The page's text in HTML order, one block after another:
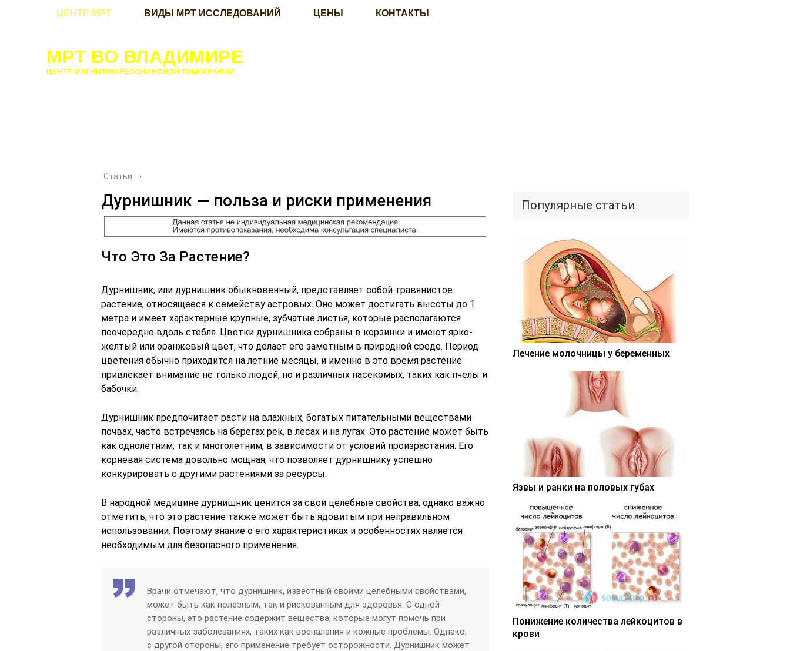
ЦЕНТР МРТ ВИДЫ МРТ ИССЛЕДОВАНИЙ ЦЕНЫ КОНТАКТЫ
МРТ ВО ВЛАДИМИРЕ
ЦЕНТР МАГНИТНО-РЕЗОНАНСНОЙ ТОМОГРАФИИ
Статьи ›
Дурнишник — польза и риски применения
Что Это За Растение?
Дурнишник, или дурнишник обыкновенный, представляет собой травянистое
растение, относящееся к семейству астровых. Оно может достигать высоты до 1
метра и имеет характерные крупные, зубчатые листья, которые располагаются
поочередно вдоль стебля. Цветки дурнишника собраны в корзинки и имеют ярко-
желтый или оранжевый цвет, что делает его заметным в природной среде. Период
цветения обычно приходится на летние месяцы, и именно в это время растение
привлекает внимание не только людей, но и различных насекомых, таких как пчелы и
бабочки.
Дурнишник предпочитает расти на влажных, богатых питательными веществами
почвах, часто встречаясь на берегах рек, в лесах и на лугах. Это растение может быть
как однолетним, так и многолетним, в зависимости от условий произрастания. Его
корневая система довольно мощная, что позволяет дурнишнику успешно
конкурировать с другими растениями за ресурсы.
В народной медицине дурнишник ценится за свои целебные свойства, однако важно
отметить, что это растение также может быть ядовитым при неправильном
использовании. Поэтому знание о его характеристиках и особенностях является
необходимым для безопасного применения.
Врачи отмечают, что дурнишник, известный своими целебными свойствами,
может быть как полезным, так и рискованным для здоровья. С одной
стороны, это растение содержит вещества, которые могут помочь при
различных заболеваниях, таких как воспаления и кожные проблемы. Однако,
с другой стороны, его применение требует осторожности. Дурнишник может
Популярные статьи
Лечение молочницы у беременных
Язвы и ранки на половых губах
Понижение количества лейкоцитов в
крови